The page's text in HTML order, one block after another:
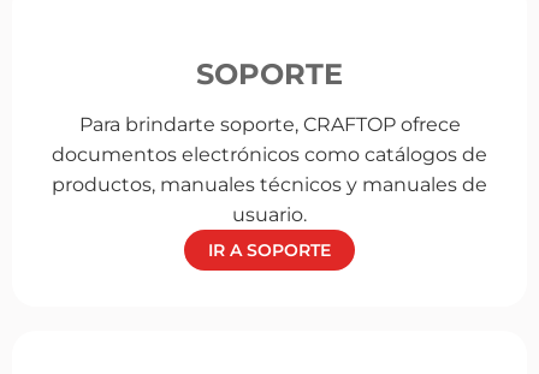
SOPORTE
Para brindarte soporte, CRAFTOP ofrece
documentos electrónicos como catálogos de
productos, manuales técnicos y manuales de
usuario.
IR A SOPORTE